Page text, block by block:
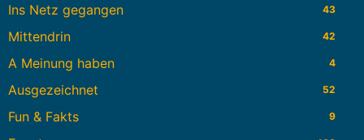
Ins Netz gegangen 43
Mittendrin 42
A Meinung haben 4
Ausgezeichnet 52
Fun & Fakts 9